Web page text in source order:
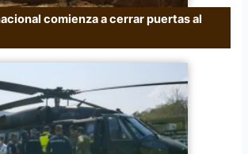
comienza a cerrar puertas al